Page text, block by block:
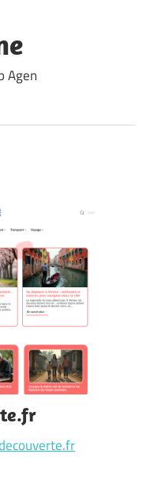
Agen